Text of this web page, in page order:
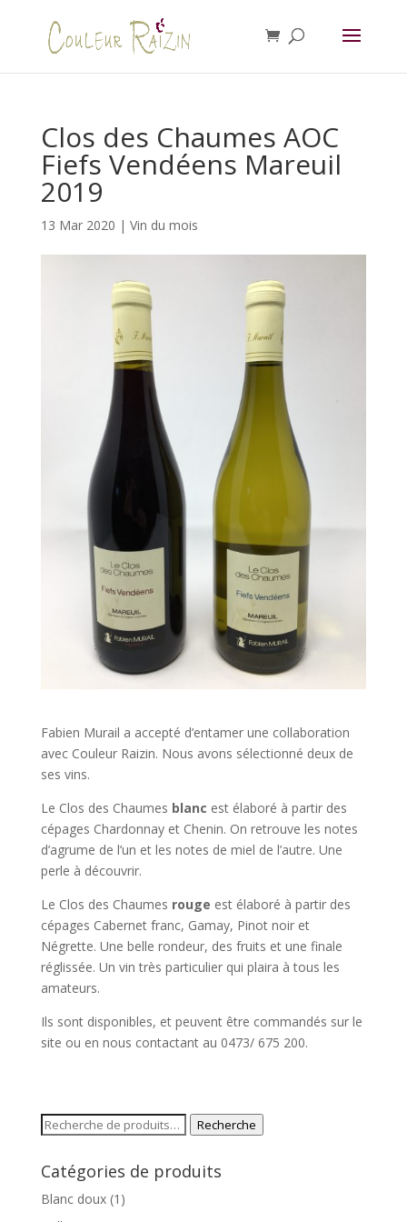
Clos des Chaumes AOC
Fiefs Vendéens Mareuil
2019
13 Mar 2020 | Vin du mois
Fabien Murail a accepté d’entamer une collaboration
avec Couleur Raizin. Nous avons sélectionné deux de
ses vins.
Le Clos des Chaumes blanc est élaboré à partir des
cépages Chardonnay et Chenin. On retrouve les notes
d’agrume de l’un et les notes de miel de l’autre. Une
perle à découvrir.
Le Clos des Chaumes rouge est élaboré à partir des
cépages Cabernet franc, Gamay, Pinot noir et
Négrette. Une belle rondeur, des fruits et une finale
réglissée. Un vin très particulier qui plaira à tous les
amateurs.
Ils sont disponibles, et peuvent être commandés sur le
site ou en nous contactant au 0473/ 675 200.
Recherche
Recherche
Catégories de produits
Blanc doux (1)